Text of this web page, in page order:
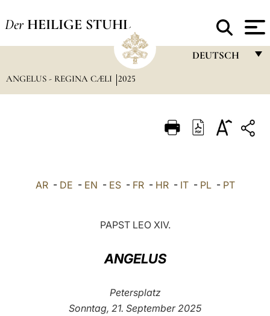
Der HEILIGE STUHL
DEUTSCH
ITALIANO
ANGELUS - REGINA CÆLI 2025
AR- DE - EN - ES- FR- HR- IT- PL- PT
PAPST LEO XIV.
ANGELUS
Petersplatz
Sonntag, 21. September 2025